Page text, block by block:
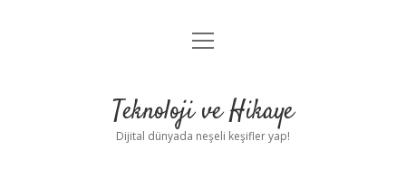
Anasayfa
Yasal Uyarı
menüyü
Teknoloji ve Hikaye
Dijital dünyada neşeli keşifler yap!